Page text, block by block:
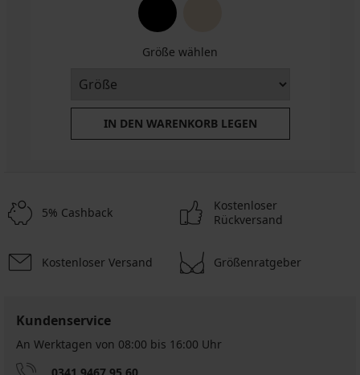
Größe wählen
IN DEN WARENKORB LEGEN
5% Cashback
Kostenloser
Rückversand
Kostenloser Versand Größenratgeber
Kundenservice
An Werktagen von 08:00 bis 16:00 Uhr